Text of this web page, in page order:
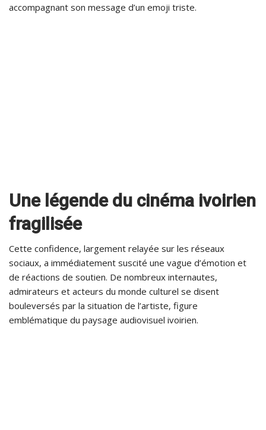
accompagnant son message d’un emoji triste.
Une légende du cinéma ivoirien
fragilisée
Cette confidence, largement relayée sur les réseaux
sociaux, a immédiatement suscité une vague d’émotion et
de réactions de soutien. De nombreux internautes,
admirateurs et acteurs du monde culturel se disent
bouleversés par la situation de l’artiste, figure
emblématique du paysage audiovisuel ivoirien.